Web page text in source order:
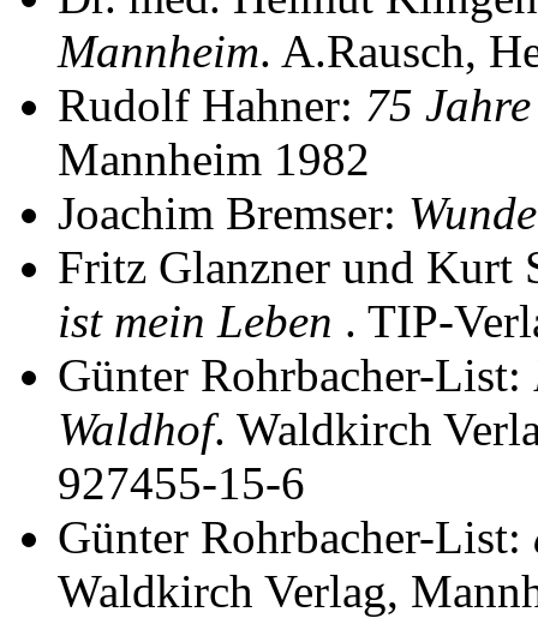
Mannheim. A.Rausch,
Rudolf Hahner: 75
Mannheim 1982
Joachim Bremser:
Fritz Glanzner und Kurt
ist mein Leben . TIP-
Günter Rohrbacher-List:
Waldhof. Waldkirch
927455-15-6
Günter Rohrbacher-List:
Waldkirch Verlag,